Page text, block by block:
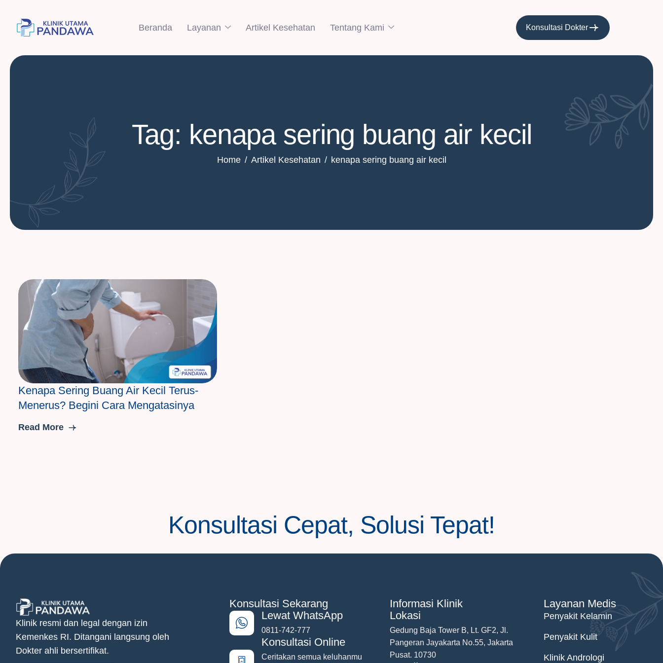
Beranda Layanan Artikel Kesehatan Tentang Kami Konsultasi Dokter
Tag: kenapa sering buang air kecil
Home Artikel Kesehatan kenapa sering buang air kecil
Kenapa Sering Buang Air Kecil Terus-
Menerus? Begini Cara Mengatasinya
Read More
Konsultasi Cepat, Solusi Tepat!
Klinik resmi dan legal dengan izin
Kemenkes RI. Ditangani langsung oleh
Dokter ahli bersertifikat.
Konsultasi Sekarang
Lewat WhatsApp
0811-742-777
Konsultasi Online
Ceritakan semua keluhanmu
Informasi Klinik
Lokasi
Gedung Baja Tower B, Lt. GF2, Jl.
Pangeran Jayakarta No.55, Jakarta
Pusat. 10730
Layanan Medis
Penyakit Kelamin
Penyakit Kulit
Klinik Andrologi